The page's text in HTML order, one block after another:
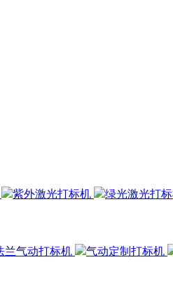
紫外激光打标机 绿光激光打
兰气动打标机 气动定制打标机